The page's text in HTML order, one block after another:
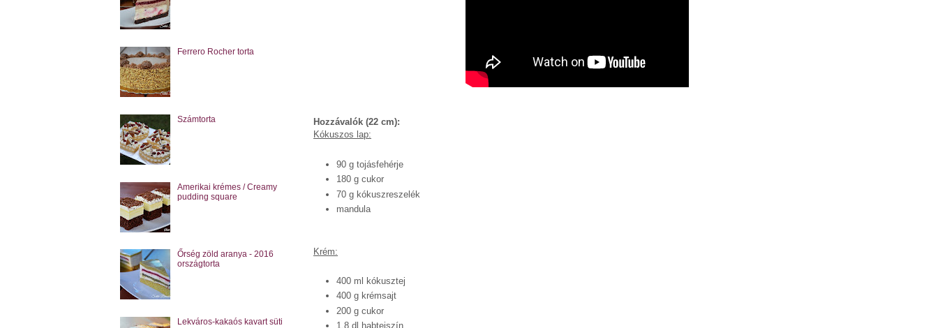
Hozzávalók (22 cm):
Kókuszos lap:
90 g tojásfehérje
180 g cukor
70 g kókuszreszelék
mandula
Krém:
400 ml kókusztej
400 g krémsajt
200 g cukor
1,8 dl habtejszín
Ferrero Rocher torta
Számtorta
Amerikai krémes / Creamy
pudding square
Őrség zöld aranya - 2016
országtorta
Lekváros-kakaós kavart süti